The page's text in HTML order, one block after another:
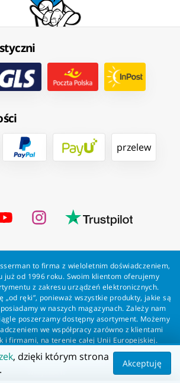
przelew
to firma z wieloletnim doświadczeniem,
już od 1996 roku. Swoim klientom oferujemy
z zakresu urządzeń elektronicznych.
„od ręki”, ponieważ wszystkie produkty, jakie są
w naszych magazynach. Zależy nam
poszerzamy dostępny asortyment. Możemy
we współpracy zarówno z klientami
i firmami, na terenie całej Unii Europejskiej.
obsługę każdego klienta oraz szybką i
zamówień. Wasserman - wszystko dla
, dzięki którym strona
Akceptuję